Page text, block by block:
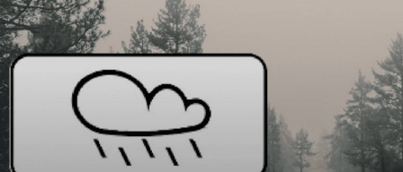
Ukrayna yollarında görülmeye başlanan ancak
birçok sürücünün anlamını bilmediği bulut ve
yağmur görselli küçük trafik levhası, aslında hayat
kurtarıcı bir uyarı niteliği taşıyor. Uzmanlar, bu
tabelayı gördüğünüzde mutlaka hızınızı
azaltmanız, takip mesafesini artırmanız ve ani
fren yapmamanız gerektiği uyarısında bulundu.